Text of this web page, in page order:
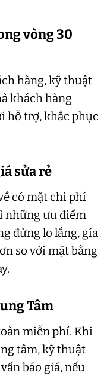
vòng 30
hàng, kỹ thuật
khách hàng
hỗ trợ, khắc phục
sửa rẻ
có mặt chi phí
những ưu điểm
đừng lo lắng, gía
so với mặt bằng
Tâm
miễn phí. Khi
tâm, kỹ thuật
báo giá, nếu